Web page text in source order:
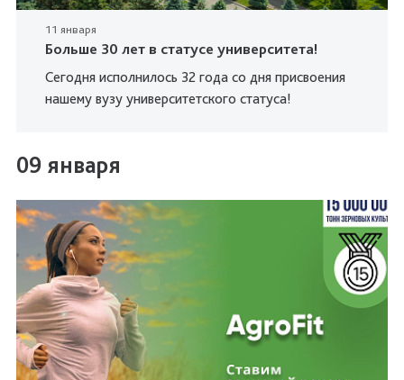
11 января
Больше 30 лет в статусе университета!
Сегодня исполнилось 32 года со дня присвоения
нашему вузу университетского статуса!
09 января